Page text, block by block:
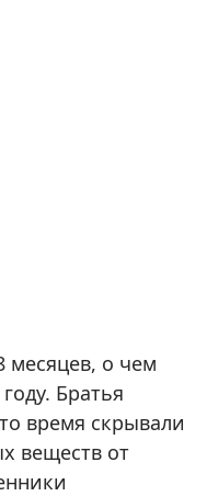
месяцев, о чем
Братья
время скрывали
веществ от